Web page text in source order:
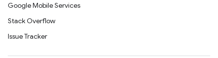
Google Mobile Services
Stack Overflow
Issue Tracker